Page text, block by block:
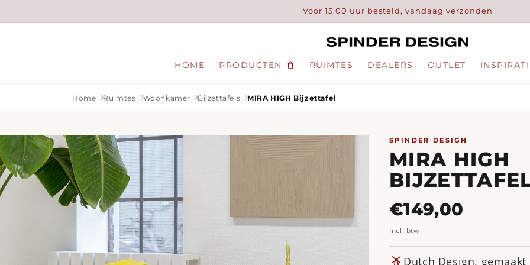
content
Voor 15.00 uur besteld, vandaag verzonden
HOME PRODUCTEN RUIMTES DEALERS OUTLET
Home Ruimtes Woonkamer Bijzettafels MIRA HIGH Bijzettafel
SPINDER DESIGN
MIRA HIGH
Normale
prijs
€149,00
Incl. btw
Dutch Design, gemaakt